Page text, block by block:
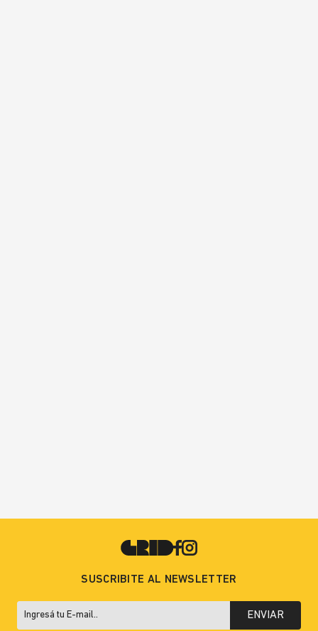
SUSCRIBITE AL NEWSLETTER
ENVIAR